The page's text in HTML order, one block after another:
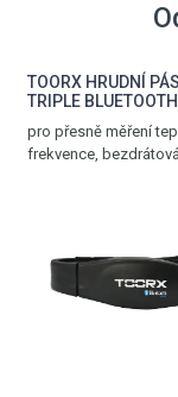
TOORX HRUDNÍ PÁS
TRIPLE BLUETOOTH
pro přesně měření
frekvence, bezdrátová